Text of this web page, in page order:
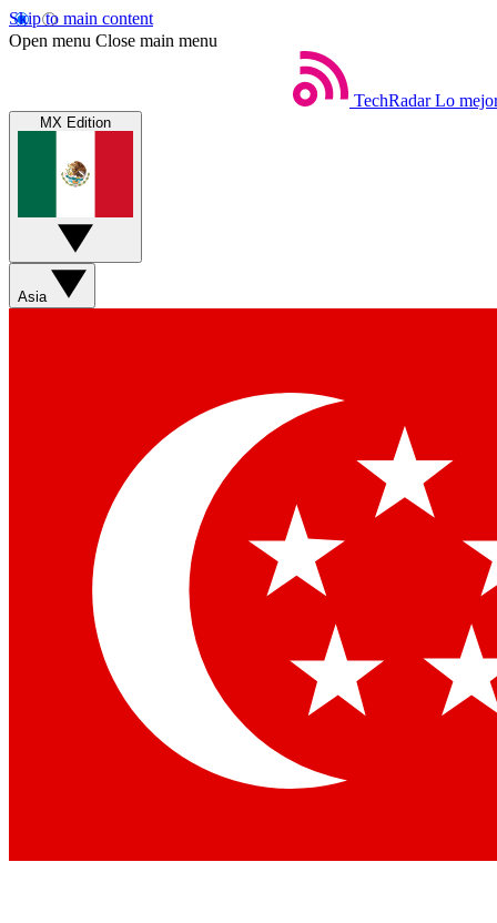
Skip to main content
Open menu Close main menu
TechRadar Lo
MX Edition
Asia